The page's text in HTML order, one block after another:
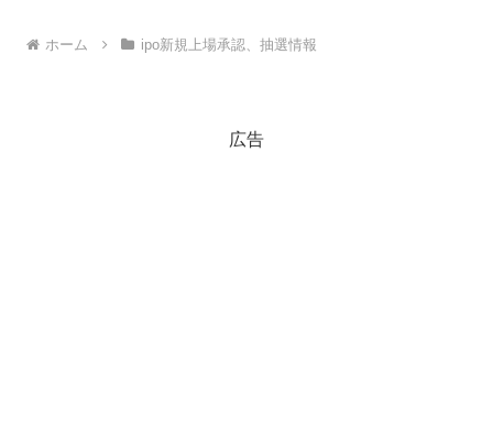
ホーム ipo新規上場承認、抽選情報
広告